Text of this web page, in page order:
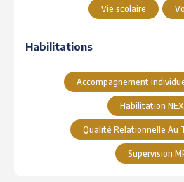
Vie scolaire
Habilitations
Accompagnement
Habilitation
Qualité Relationnelle Au
Supervision